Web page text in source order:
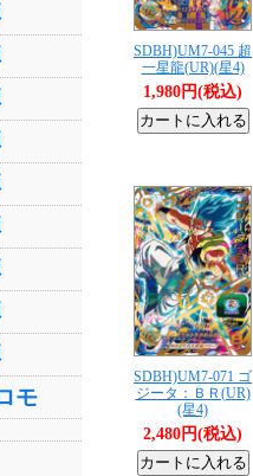
モ
SDBH)UM7-045 超
一星龍(UR)(星4)
1,980円(税込)
SDBH)UM7-071 ゴ
ジータ：ＢＲ(UR)
(星4)
2,480円(税込)